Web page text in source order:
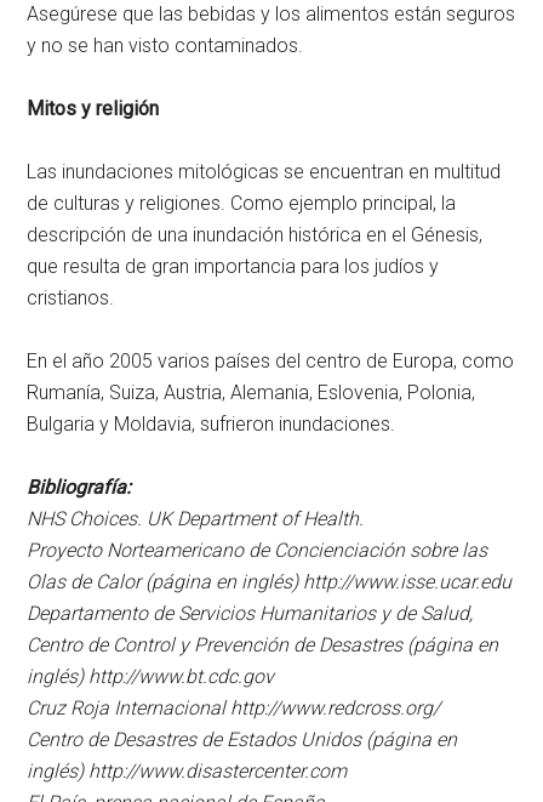
Asegúrese que las bebidas y los alimentos están seguros
y no se han visto contaminados.
Mitos y religión
Las inundaciones mitológicas se encuentran en multitud
de culturas y religiones. Como ejemplo principal, la
descripción de una inundación histórica en el Génesis,
que resulta de gran importancia para los judíos y
cristianos.
En el año 2005 varios países del centro de Europa, como
Rumanía, Suiza, Austria, Alemania, Eslovenia, Polonia,
Bulgaria y Moldavia, sufrieron inundaciones.
Bibliografía:
NHS Choices. UK Department of Health.
Proyecto Norteamericano de Concienciación sobre las
Olas de Calor (página en inglés) http://www.isse.ucar.edu
Departamento de Servicios Humanitarios y de Salud,
Centro de Control y Prevención de Desastres (página en
inglés) http://www.bt.cdc.gov
Cruz Roja Internacional http://www.redcross.org/
Centro de Desastres de Estados Unidos (página en
inglés) http://www.disastercenter.com